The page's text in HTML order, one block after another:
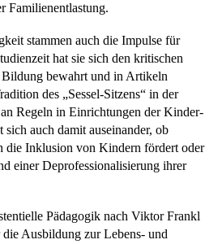
Familienentlastung.
stammen auch die Impulse für
hat sie sich den kritischen
bewahrt und in Artikeln
des „Sessel-Sitzens“ in der
Regeln in Einrichtungen der Kinder-
sich auch damit auseinander, ob
die Inklusion von Kindern fördert oder
einer Deprofessionalisierung ihrer
Pädagogik nach Viktor Frankl
Ausbildung zur Lebens- und